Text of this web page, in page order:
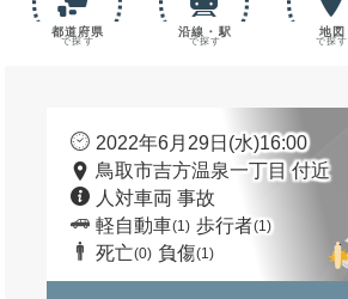
都道府県
で探す
沿線・駅
で探す
地図
で探す
2022年6月29日(水)16:00
鳥取市吉方温泉一丁目 付近
人対車両 事故
軽自動車(1) 歩行者(1)
死亡(0) 負傷(1)